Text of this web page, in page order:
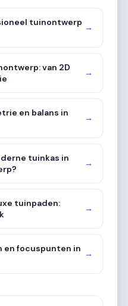
tuinontwerp
→
van 2D
→
en balans in
→
tuinkas in
→
tuinpaden:
→
en focuspunten in
→